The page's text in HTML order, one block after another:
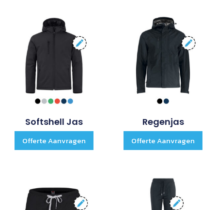
Softshell Jas
Offerte Aanvragen
Regenjas
Offerte Aanvragen